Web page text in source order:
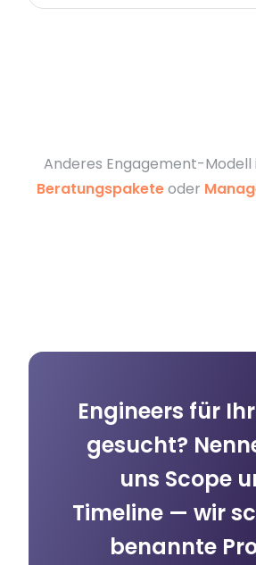
Anderes Engagement-Modell
Beratungspaketeoder
Engineers für
gesucht?
uns Scope
Timeline — wir
benannte